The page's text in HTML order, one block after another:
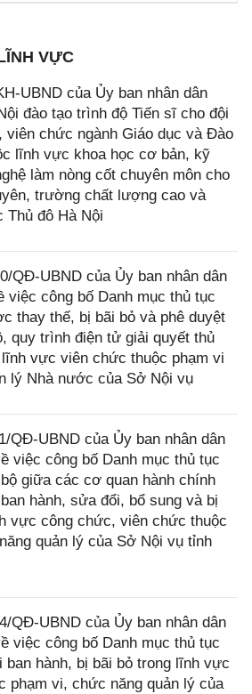
VỰC
UBND của Ủy ban nhân dân
đào tạo trình độ Tiến sĩ cho đội
viên chức ngành Giáo dục và Đào
lĩnh vực khoa học cơ bản, kỹ
làm nòng cốt chuyên môn cho
trường chất lượng cao và
đô Hà Nội
QĐ-UBND của Ủy ban nhân dân
việc công bố Danh mục thủ tục
thay thế, bị bãi bỏ và phê duyệt
quy trình điện tử giải quyết thủ
vực viên chức thuộc phạm vi
lý Nhà nước của Sở Nội vụ
QĐ-UBND của Ủy ban nhân dân
việc công bố Danh mục thủ tục
giữa các cơ quan hành chính
hành, sửa đổi, bổ sung và bị
vực công chức, viên chức thuộc
quản lý của Sở Nội vụ tỉnh
QĐ-UBND của Ủy ban nhân dân
việc công bố Danh mục thủ tục
ban hành, bị bãi bỏ trong lĩnh vực
phạm vi, chức năng quản lý của